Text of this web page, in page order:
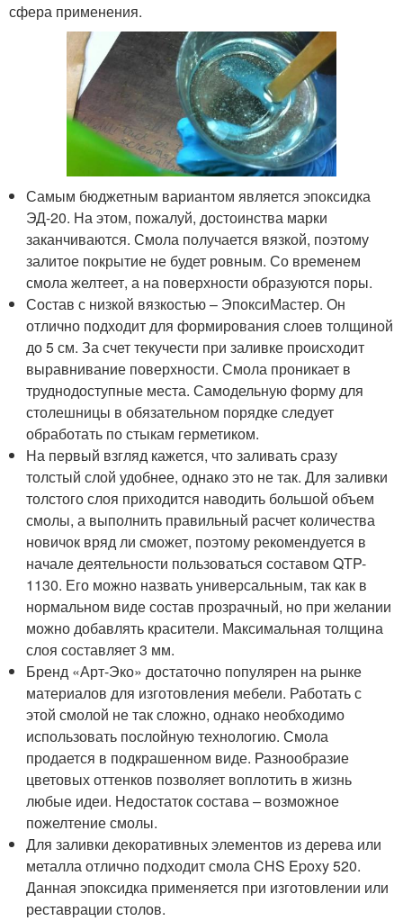
сфера применения.
Самым бюджетным вариантом является эпоксидка
ЭД-20. На этом, пожалуй, достоинства марки
заканчиваются. Смола получается вязкой, поэтому
залитое покрытие не будет ровным. Со временем
смола желтеет, а на поверхности образуются поры.
Состав с низкой вязкостью – ЭпоксиМастер. Он
отлично подходит для формирования слоев толщиной
до 5 см. За счет текучести при заливке происходит
выравнивание поверхности. Смола проникает в
труднодоступные места. Самодельную форму для
столешницы в обязательном порядке следует
обработать по стыкам герметиком.
На первый взгляд кажется, что заливать сразу
толстый слой удобнее, однако это не так. Для заливки
толстого слоя приходится наводить большой объем
смолы, а выполнить правильный расчет количества
новичок вряд ли сможет, поэтому рекомендуется в
начале деятельности пользоваться составом QTP-
1130. Его можно назвать универсальным, так как в
нормальном виде состав прозрачный, но при желании
можно добавлять красители. Максимальная толщина
слоя составляет 3 мм.
Бренд «Арт-Эко» достаточно популярен на рынке
материалов для изготовления мебели. Работать с
этой смолой не так сложно, однако необходимо
использовать послойную технологию. Смола
продается в подкрашенном виде. Разнообразие
цветовых оттенков позволяет воплотить в жизнь
любые идеи. Недостаток состава – возможное
пожелтение смолы.
Для заливки декоративных элементов из дерева или
металла отлично подходит смола CHS Epoxy 520.
Данная эпоксидка применяется при изготовлении или
реставрации столов.